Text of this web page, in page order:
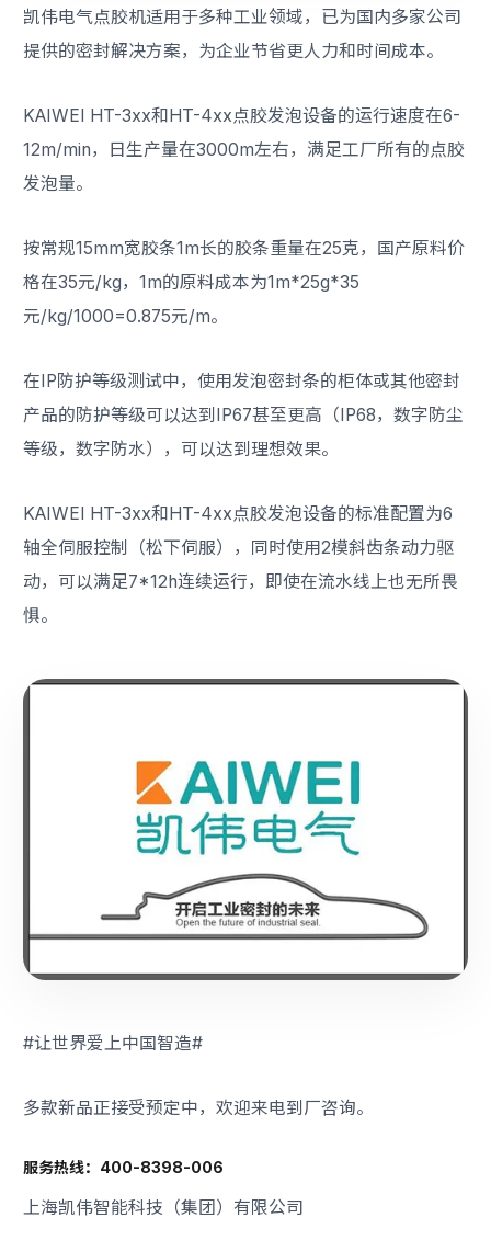
凯伟电气点胶机适用于多种工业领域，已为国内多家公司
提供的密封解决方案，为企业节省更人力和时间成本。
KAIWEI HT-3xx和HT-4xx点胶发泡设备的运行速度在6-
12m/min，日生产量在3000m左右，满足工厂所有的点胶
发泡量。
按常规15mm宽胶条1m长的胶条重量在25克，国产原料价
格在35元/kg，1m的原料成本为1m*25g*35
元/kg/1000=0.875元/m。
在IP防护等级测试中，使用发泡密封条的柜体或其他密封
产品的防护等级可以达到IP67甚至更高（IP68，数字防尘
等级，数字防水），可以达到理想效果。
KAIWEI HT-3xx和HT-4xx点胶发泡设备的标准配置为6
轴全伺服控制（松下伺服），同时使用2模斜齿条动力驱
动，可以满足7*12h连续运行，即使在流水线上也无所畏
惧。
#让世界爱上中国智造#
多款新品正接受预定中，欢迎来电到厂咨询。
服务热线：400-8398-006
上海凯伟智能科技（集团）有限公司